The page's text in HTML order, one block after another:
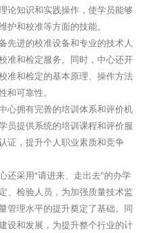
论知识和实践操作，使学员能够
和校准等方面的技能。
先进的校准设备和专业的技术人
准和检定服务。同时，中心还开
准和检定的基本原理、操作方法
可靠性。
心拥有完善的培训体系和评价机
员提供系统的培训课程和评价服
证，提升个人职业素质和竞争
还采用“请进来、走出去”的办学
、检验人员，为加强质量技术监
管理水平的提升奠定了基础。同
设和发展，为提升整个行业的计